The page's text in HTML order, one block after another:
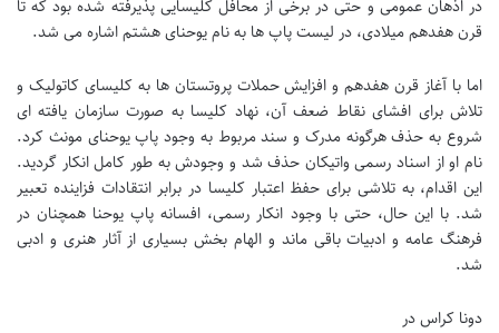
در اذهان عمومی و حتی در برخی از محافل کلیسایی پذیرفته شده بود که تا
قرن هفدهم میلادی، در لیست پاپ ها به نام یوحنای هشتم اشاره می شد.
اما با آغاز قرن هفدهم و افزایش حملات پروتستان ها به کلیسای کاتولیک و
تلاش برای افشای نقاط ضعف آن، نهاد کلیسا به صورت سازمان یافته ای
شروع به حذف هرگونه مدرک و سند مربوط به وجود پاپ یوحنای مونث کرد.
نام او از اسناد رسمی واتیکان حذف شد و وجودش به طور کامل انکار گردید.
این اقدام، به تلاشی برای حفظ اعتبار کلیسا در برابر انتقادات فزاینده تعبیر
شد. با این حال، حتی با وجود انکار رسمی، افسانه پاپ یوحنا همچنان در
فرهنگ عامه و ادبیات باقی ماند و الهام بخش بسیاری از آثار هنری و ادبی
شد.
دونا کراس در